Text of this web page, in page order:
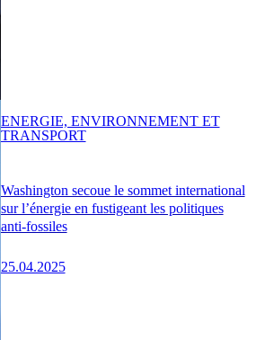
Washington secoue le sommet international
sur l’énergie en fustigeant les politiques
anti-fossiles
25.04.2025
ENERGIE, ENVIRONNEMENT ET
TRANSPORT